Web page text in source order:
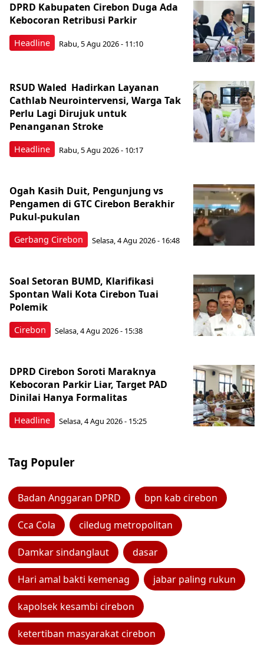
Headline
DPRD Kabupaten Cirebon Duga Ada
Kebocoran Retribusi Parkir
Rabu, 5 Agu 2026 - 11:10
Headline
RSUD Waled Hadirkan Layanan
Cathlab Neurointervensi, Warga Tak
Perlu Lagi Dirujuk untuk
Penanganan Stroke
Rabu, 5 Agu 2026 - 10:17
Gerbang Cirebon
Ogah Kasih Duit, Pengunjung vs
Pengamen di GTC Cirebon Berakhir
Pukul-pukulan
Selasa, 4 Agu 2026 - 16:48
Cirebon
Soal Setoran BUMD, Klarifikasi
Spontan Wali Kota Cirebon Tuai
Polemik
Selasa, 4 Agu 2026 - 15:38
Headline
DPRD Cirebon Soroti Maraknya
Kebocoran Parkir Liar, Target PAD
Dinilai Hanya Formalitas
Selasa, 4 Agu 2026 - 15:25
Tag Populer
Badan Anggaran DPRD bpn kab cirebon
Cca Cola ciledug metropolitan
Damkar sindanglaut dasar
Hari amal bakti kemenag jabar paling rukun
kapolsek kesambi cirebon
ketertiban masyarakat cirebon